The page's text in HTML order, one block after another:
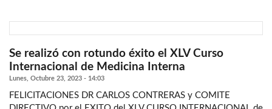
Se realizó con rotundo éxito el XLV Curso
Internacional de Medicina Interna
Lunes, Octubre 23, 2023 - 14:03
FELICITACIONES DR CARLOS CONTRERAS y COMITE